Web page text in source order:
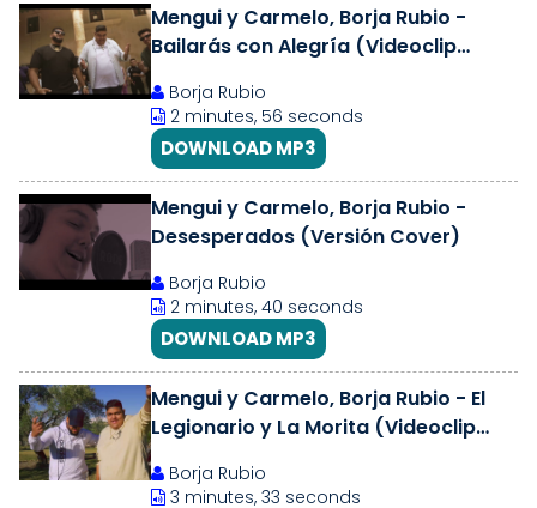
Mengui y Carmelo, Borja Rubio -
Bailarás con Alegría (Videoclip
Borja Rubio
2 minutes, 56 seconds
DOWNLOAD MP3
Mengui y Carmelo, Borja Rubio -
Desesperados (Versión Cover)
Borja Rubio
2 minutes, 40 seconds
DOWNLOAD MP3
Mengui y Carmelo, Borja Rubio - El
Legionario y La Morita (Videoclip
Borja Rubio
3 minutes, 33 seconds